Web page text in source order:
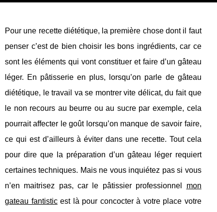
Pour une recette diététique, la première chose dont il faut
penser c’est de bien choisir les bons ingrédients, car ce
sont les éléments qui vont constituer et faire d’un gâteau
léger. En pâtisserie en plus, lorsqu’on parle de gâteau
diététique, le travail va se montrer vite délicat, du fait que
le non recours au beurre ou au sucre par exemple, cela
pourrait affecter le goût lorsqu’on manque de savoir faire,
ce qui est d’ailleurs à éviter dans une recette. Tout cela
pour dire que la préparation d’un gâteau léger requiert
certaines techniques. Mais ne vous inquiétez pas si vous
n’en maitrisez pas, car le pâtissier professionnel mon
gateau fantisticest là pour concocter à votre place votre